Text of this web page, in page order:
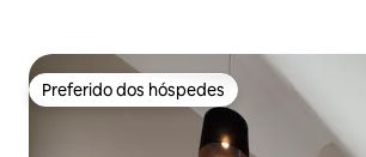
Preferido dos hóspedes
Preferido dos hóspedes